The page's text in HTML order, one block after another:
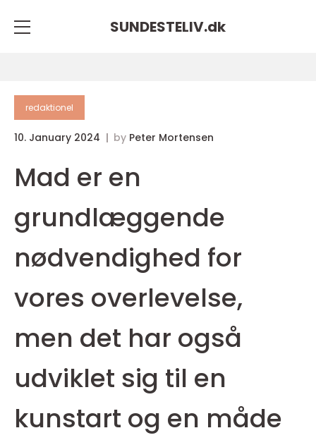
SUNDESTELIV.dk
redaktionel
10. January 2024 by Peter Mortensen
Mad er en
grundlæggende
nødvendighed for
vores overlevelse,
men det har også
udviklet sig til en
kunstart og en måde